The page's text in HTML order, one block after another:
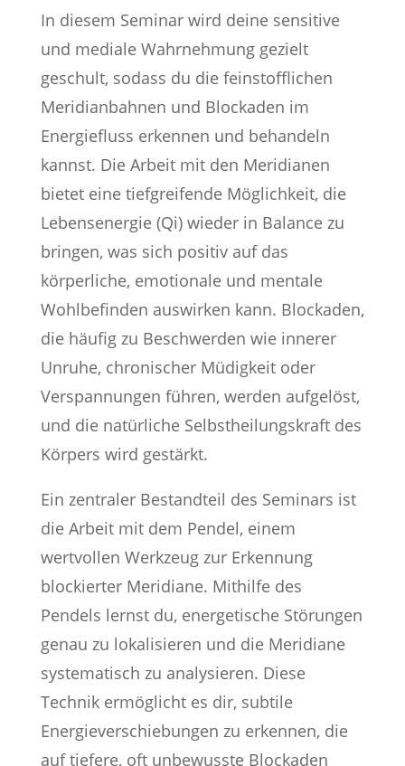
In diesem Seminar wird deine sensitive
und mediale Wahrnehmung gezielt
geschult, sodass du die feinstofflichen
Meridianbahnen und Blockaden im
Energiefluss erkennen und behandeln
kannst. Die Arbeit mit den Meridianen
bietet eine tiefgreifende Möglichkeit, die
Lebensenergie (Qi) wieder in Balance zu
bringen, was sich positiv auf das
körperliche, emotionale und mentale
Wohlbefinden auswirken kann. Blockaden,
die häufig zu Beschwerden wie innerer
Unruhe, chronischer Müdigkeit oder
Verspannungen führen, werden aufgelöst,
und die natürliche Selbstheilungskraft des
Körpers wird gestärkt.
Ein zentraler Bestandteil des Seminars ist
die Arbeit mit dem Pendel, einem
wertvollen Werkzeug zur Erkennung
blockierter Meridiane. Mithilfe des
Pendels lernst du, energetische Störungen
genau zu lokalisieren und die Meridiane
systematisch zu analysieren. Diese
Technik ermöglicht es dir, subtile
Energieverschiebungen zu erkennen, die
auf tiefere, oft unbewusste Blockaden